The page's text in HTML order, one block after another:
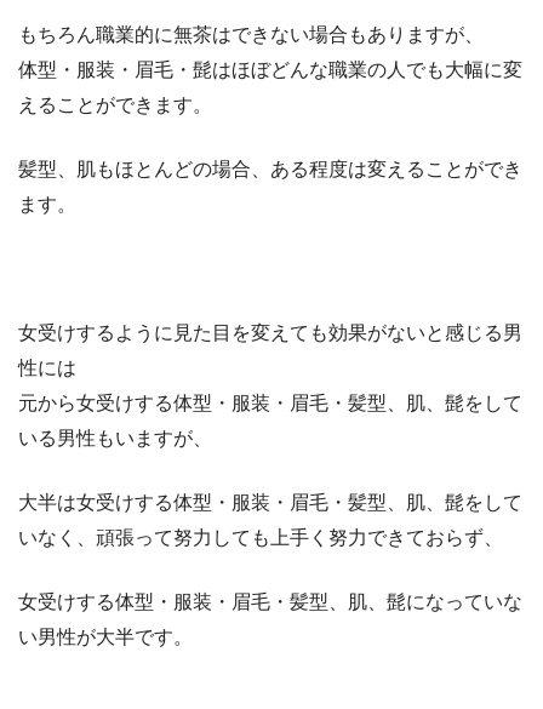
もちろん職業的に無茶はできない場合もありますが、
体型・服装・眉毛・髭はほぼどんな職業の人でも大幅に変
えることができます。
髪型、肌もほとんどの場合、ある程度は変えることができ
ます。
女受けするように見た目を変えても効果がないと感じる男
性には
元から女受けする体型・服装・眉毛・髪型、肌、髭をして
いる男性もいますが、
大半は女受けする体型・服装・眉毛・髪型、肌、髭をして
いなく、頑張って努力しても上手く努力できておらず、
女受けする体型・服装・眉毛・髪型、肌、髭になっていな
い男性が大半です。